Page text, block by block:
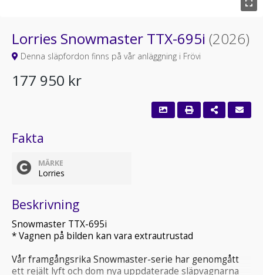
Lorries Snowmaster TTX-695i (2026)
Denna släpfordon finns på vår anläggning i Frövi
177 950 kr
Fakta
MÄRKE
Lorries
Beskrivning
Snowmaster TTX-695i
* Vagnen på bilden kan vara extrautrustad
Vår framgångsrika Snowmaster-serie har genomgått
ett rejält lyft och dom nya uppdaterade släpvagnarna